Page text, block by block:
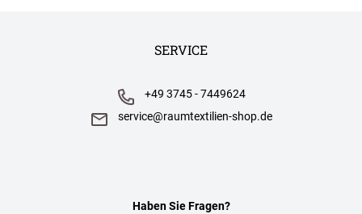
SERVICE
Haben Sie Fragen?
+49 3745 - 7449624
service@raumtextilien-shop.de